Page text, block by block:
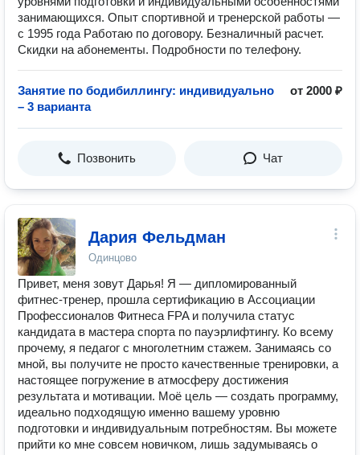
занимающихся. Опыт спортивной и тренерской работы —
с 1995 года Работаю по договору. Безналичный расчет.
Скидки на абонементы. Подробности по телефону.
Занятие по бодибиллингу: индивидуально
– 3 варианта
от 2000 ₽
Позвонить Чат
Дария Фельдман
Одинцово
Привет, меня зовут Дарья! Я — дипломированный
фитнес-тренер, прошла сертификацию в Ассоциации
Профессионалов Фитнеса FPA и получила статус
кандидата в мастера спорта по пауэрлифтингу. Ко всему
прочему, я педагог с многолетним стажем. Занимаясь со
мной, вы получите не просто качественные тренировки, а
настоящее погружение в атмосферу достижения
результата и мотивации. Моё цель — создать программу,
идеально подходящую именно вашему уровню
подготовки и индивидуальным потребностям. Вы можете
прийти ко мне совсем новичком, лишь задумываясь о